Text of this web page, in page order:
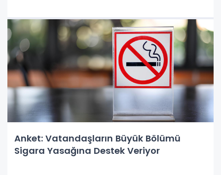
Anket: Vatandaşların Büyük Bölümü
Sigara Yasağına Destek Veriyor